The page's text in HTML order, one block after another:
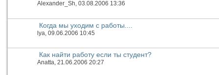
Alexander_Sh, 03.08.2006 13:36
Когда мы уходим с работы....
lya , 09.06.2006 10:45
Как найти работу если ты студент?
Anatta, 21.06.2006 20:27